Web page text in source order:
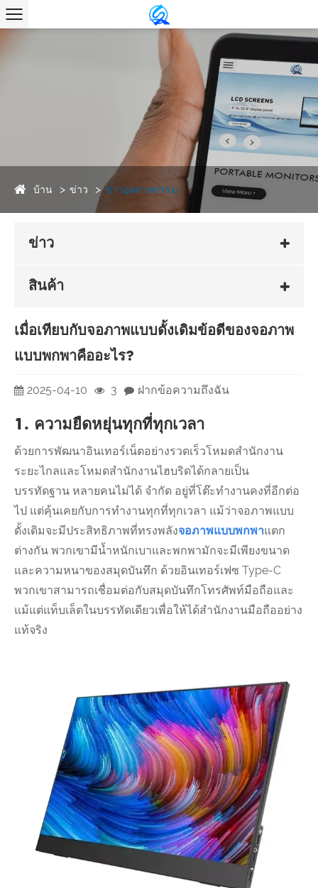
บ้าน ข่าว ข่าวอุตสาหกรรม
ข่าว
สินค้า
เมื่อเทียบกับจอภาพแบบดั้งเดิมข้อดีของจอภาพ
แบบพกพาคืออะไร?
2025-04-10 3 ฝากข้อความถึงฉัน
1. ความยืดหยุ่นทุกที่ทุกเวลา
ด้วยการพัฒนาอินเทอร์เน็ตอย่างรวดเร็วโหมดสำนักงาน
ระยะไกลและโหมดสำนักงานไฮบริดได้กลายเป็น
บรรทัดฐาน หลายคนไม่ได้ จำกัด อยู่ที่โต๊ะทำงานคงที่อีกต่อ
ไป แต่คุ้นเคยกับการทำงานทุกที่ทุกเวลา แม้ว่าจอภาพแบบ
ดั้งเดิมจะมีประสิทธิภาพที่ทรงพลังจอภาพแบบพกพาแตก
ต่างกัน พวกเขามีน้ำหนักเบาและพกพามักจะมีเพียงขนาด
และความหนาของสมุดบันทึก ด้วยอินเทอร์เฟซ Type-C
พวกเขาสามารถเชื่อมต่อกับสมุดบันทึกโทรศัพท์มือถือและ
แม้แต่แท็บเล็ตในบรรทัดเดียวเพื่อให้ได้สำนักงานมือถืออย่าง
แท้จริง